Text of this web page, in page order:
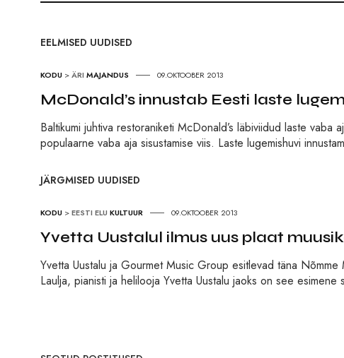
EELMISED UUDISED
KODU >ÄRI MAJANDUS 09.OKTOOBER 2013
McDonald’s innustab Eesti laste
Baltikumi juhtiva restoraniketi McDonald’s läbiviidud laste
populaarne vaba aja sisustamise viis. Laste lugemishuvi
JÄRGMISED UUDISED
KODU >EESTI ELU KULTUUR 09.OKTOOBER 2013
Yvetta Uustalul ilmus uus plaat
Yvetta Uustalu ja Gourmet Music Group esitlevad täna
Laulja, pianisti ja helilooja Yvetta Uustalu jaoks on see